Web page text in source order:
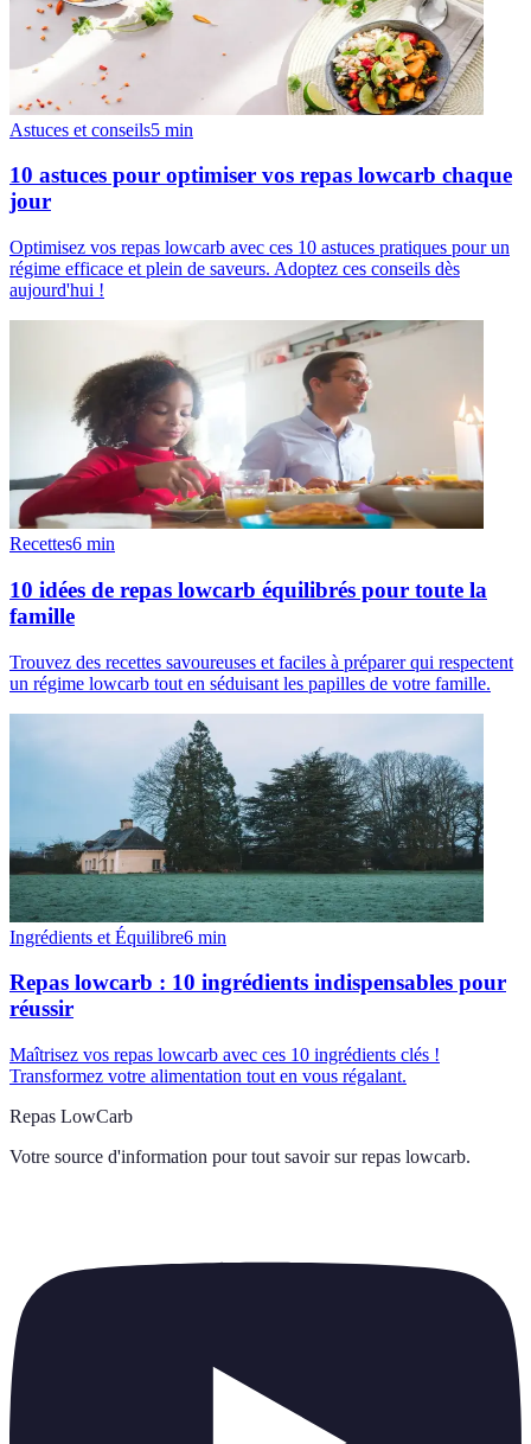
Astuces et conseils5 min
10 astuces pour optimiser vos repas lowcarb chaque
jour
Optimisez vos repas lowcarb avec ces 10 astuces pratiques pour un
régime efficace et plein de saveurs. Adoptez ces conseils dès
aujourd'hui !
Recettes6 min
10 idées de repas lowcarb équilibrés pour toute la
famille
Trouvez des recettes savoureuses et faciles à préparer qui respectent
un régime lowcarb tout en séduisant les papilles de votre famille.
Ingrédients et Équilibre6 min
Repas lowcarb : 10 ingrédients indispensables pour
réussir
Maîtrisez vos repas lowcarb avec ces 10 ingrédients clés !
Transformez votre alimentation tout en vous régalant.
Repas LowCarb
Votre source d'information pour tout savoir sur repas lowcarb.